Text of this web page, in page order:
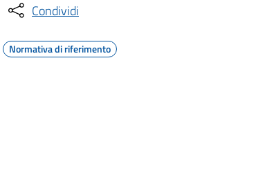
Condividi
Normativa di riferimento